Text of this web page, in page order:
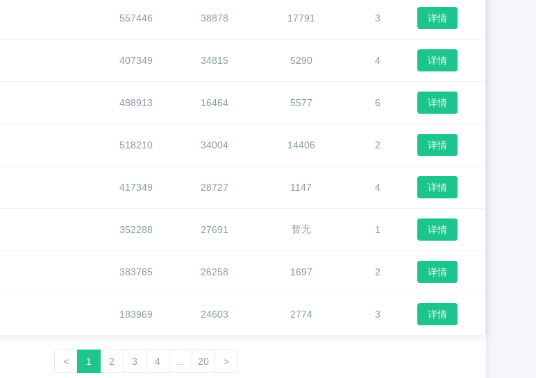
557446 38878 17791 3 详情
407349 34815 5290 4 详情
488913 16464 5577 6 详情
518210 34004 14406 2 详情
417349 28727 1147 4 详情
352288 27691 暂无 1 详情
383765 26258 1697 2 详情
183969 24603 2774 3 详情
< 1 2 3 4 20 >